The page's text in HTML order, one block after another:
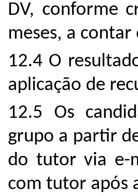
DV, conforme
meses, a
12.4 O
aplicação de
12.5 Os
grupo a partir
do tutor via e-
com tutor após